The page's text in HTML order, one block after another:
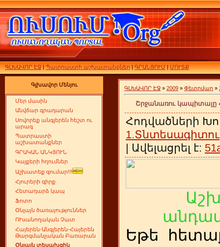
ԳԼԽԱՎՈՐ ԷՋ|Պատրաստի աշխատանքներ|ԳՐԱՆՑՈՒՄ|ՄՈՒՏՔ
Գլխավոր Մենյու
Մեր մասին
Անվճար գրադարան
Սովորեք անգլերեն հեշտ ու
արագ
Պատրաստի
աշխատանքներ
ԳՐԱԿԱՆ ԱՆԿՅՈՒՆ
Կայքերի հղումներ
Աշխատեք գումար!!!
Հյուրերի գիրք
Հետադարձ կապ
Ֆոտո
Օնլայն ծառայություններ
ՈՒսանողական Չատ
Հայերեն-Անգլերեն-Հայերեն
Թարգմանչական Բառարան
Օնլայն տեսախցիկ
ԳԼԽԱՎՈՐ ԷՋ » 2009 » Փետրվար »
Շրջանառու կապիտալը
Հոդվածների
| Ավելացրել է:
Եթե հ